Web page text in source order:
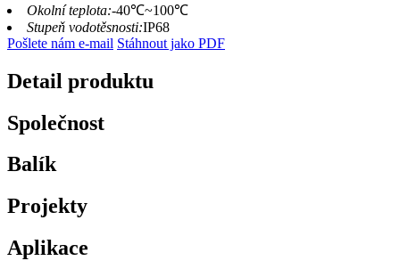
Okolní teplota:-40℃~100℃
Stupeň vodotěsnosti:IP68
Pošlete nám e-mail Stáhnout jako PDF
Detail produktu
Společnost
Balík
Projekty
Aplikace